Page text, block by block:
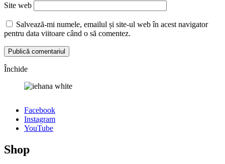
Site web
Salvează-mi numele, emailul și site-ul web în acest navigator
pentru data viitoare când o să comentez.
Închide
Facebook
Instagram
YouTube
Shop